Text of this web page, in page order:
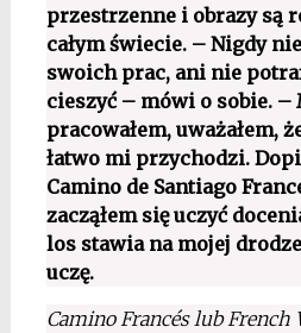
przestrzenne i obrazy są
całym świecie. – Nigdy
swoich prac, ani nie
cieszyć – mówi o sobie. –
pracowałem, uważałem,
łatwo mi przychodzi.
Camino de Santiago
zacząłem się uczyć
los stawia na mojej
uczę.
Camino Francés lub French